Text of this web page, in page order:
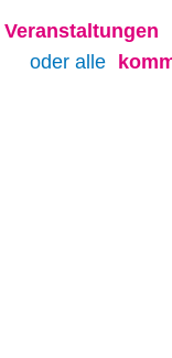
Veranstaltungen
oder alle